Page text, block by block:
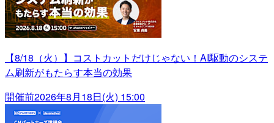
【8/18（火）】コストカットだけじゃない！AI駆動のシステ
ム刷新がもたらす本当の効果
開催前2026年8月18日(火) 15:00